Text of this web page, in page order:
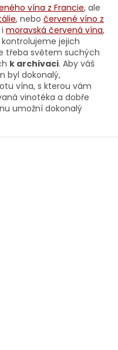
vína z Francie, ale
, nebo červené víno z
moravská červená vína,
jejich
třeba světem suchých
k archivaci. Aby váš
byl dokonalý,
vína, s kterou vám
vinotéka a dobře
umožní dokonalý